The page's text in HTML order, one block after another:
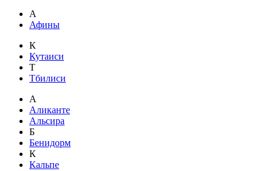
А
Афины
К
Кутаиси
Т
Тбилиси
А
Аликанте
Альсира
Б
Бенидорм
К
Кальпе